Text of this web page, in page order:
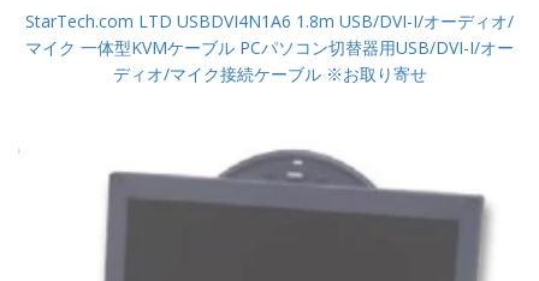
StarTech.com LTD USBDVI4N1A6 1.8m USB/DVI-I/オーディオ/
マイク 一体型KVMケーブル PCパソコン切替器用USB/DVI-I/オー
ディオ/マイク接続ケーブル ※お取り寄せ